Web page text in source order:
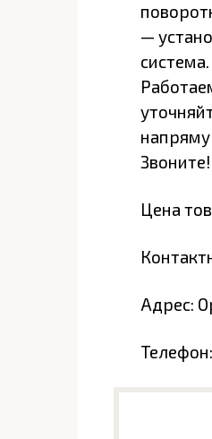
—
Звоните!
Цена
Адрес: